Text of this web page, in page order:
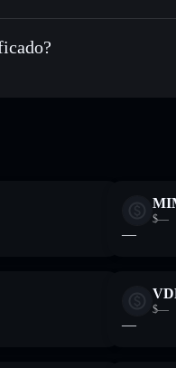
en una cartera sin
Rainmaker
$—
—
$—
—